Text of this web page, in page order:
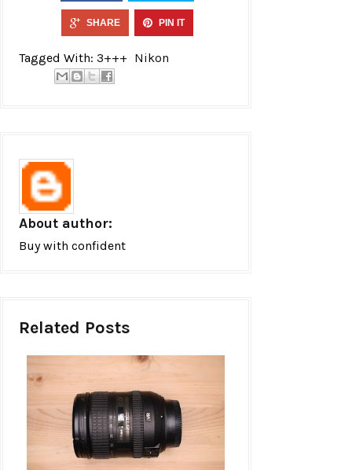
SHARE PIN IT
Tagged With: 3+++ Nikon
About author:
Buy with confident
Related Posts